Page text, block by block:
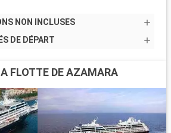
NON INCLUSES
DE DÉPART
FLOTTE DE AZAMARA